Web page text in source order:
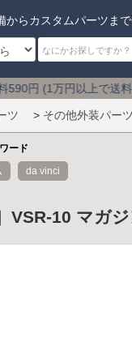
からカスタムパーツまで
上で送料無料) ア
ツ > その他外装パーツ
ード
da vinci
VSR-10 マガ